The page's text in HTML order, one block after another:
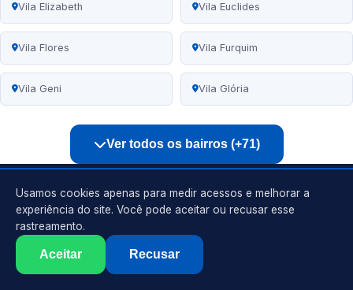
Vila Elizabeth Vila Euclides
Vila Flores Vila Furquim
Vila Geni Vila Glória
Ver todos os bairros (+71)
Eletricista
Vila Gloria, Presidente Prudente
Serviços de eletricista, instalações, reparos e manutenções
Usamos cookies apenas para medir acessos e melhorar a
experiência do site. Você pode aceitar ou recusar esse
rastreamento.
Aceitar Recusar